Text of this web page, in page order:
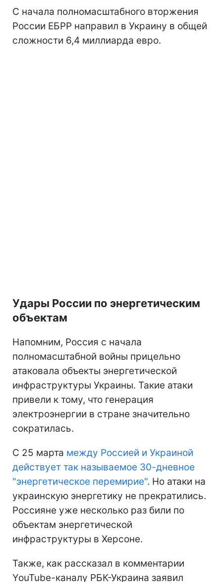
С начала полномасштабного вторжения
России ЕБРР направил в Украину в общей
сложности 6,4 миллиарда евро.
Удары России по энергетическим
объектам
Напомним, Россия с начала
полномасштабной войны прицельно
атаковала объекты энергетической
инфраструктуры Украины. Такие атаки
привели к тому, что генерация
электроэнергии в стране значительно
сократилась.
С 25 марта между Россией и Украиной
действует так называемое 30-дневное
"энергетическое перемирие". Но атаки на
украинскую энергетику не прекратились.
Россияне уже несколько раз били по
объектам энергетической
инфраструктуры в Херсоне.
Также, как рассказал в комментарии
YouTube-каналу РБК-Украина заявил